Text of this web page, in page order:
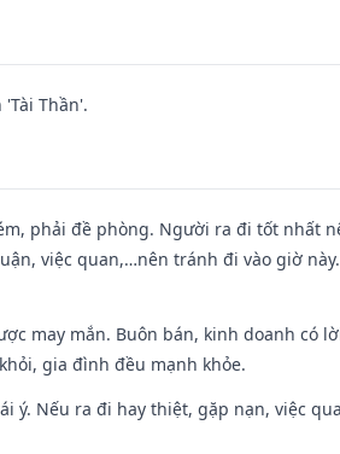
Thần'.
phải đề phòng. Người ra đi tốt nhất
việc quan,…nên tránh đi vào giờ
may mắn. Buôn bán, kinh doanh có
gia đình đều mạnh khỏe.
ý. Nếu ra đi hay thiệt, gặp nạn, việc